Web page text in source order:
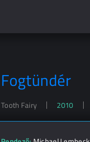
Fogtündér
Tooth Fairy 2010